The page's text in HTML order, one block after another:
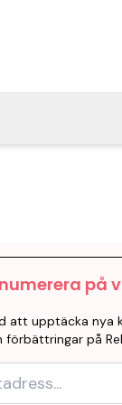
6
på
att upptäcka nya
förbättringar på